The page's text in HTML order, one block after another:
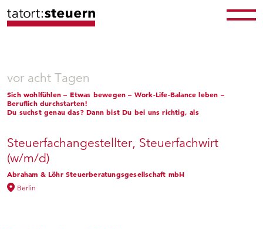
vor acht Tagen
Sich wohlfühlen – Etwas bewegen – Work-Life-Balance leben –
Beruflich durchstarten!
Du suchst genau das? Dann bist Du bei uns richtig, als
Steuerfachangestellter, Steuerfachwirt
(w/m/d)
Abraham & Löhr Steuerberatungsgesellschaft mbH
Berlin